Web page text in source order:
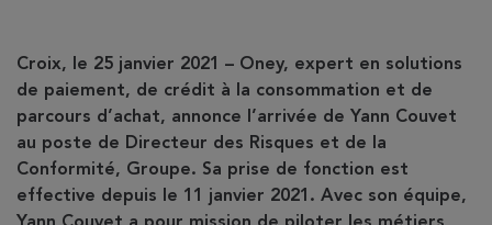
Croix, le 25 janvier 2021 – Oney, expert en solutions
de paiement, de crédit à la consommation et de
parcours d’achat, annonce l’arrivée de Yann Couvet
au poste de Directeur des Risques et de la
Conformité, Groupe. Sa prise de fonction est
effective depuis le 11 janvier 2021. Avec son équipe,